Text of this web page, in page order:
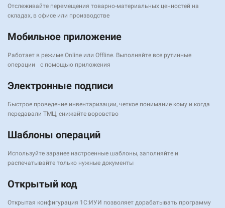
Отслеживайте перемещения товарно-материальных ценностей на
складах, в офисе или производстве
Мобильное приложение
Работает в режиме Online или Offline. Выполняйте все рутинные
операции с помощью приложения
Электронные подписи
Быстрое проведение инвентаризации, четкое понимание кому и когда
передавали ТМЦ, снижайте воровство
Шаблоны операций
Используйте заранее настроенные шаблоны, заполняйте и
распечатывайте только нужные документы
Открытый код
Открытая конфигурация 1С:ИУИ позволяет дорабатывать программу